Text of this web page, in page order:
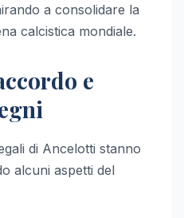
a consolidare la
calcistica mondiale.
e
di Ancelotti stanno
alcuni aspetti del